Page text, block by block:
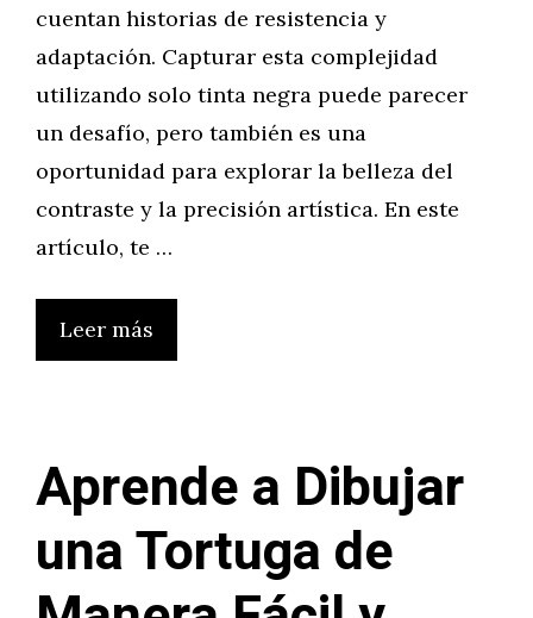
cuentan historias de resistencia y
adaptación. Capturar esta complejidad
utilizando solo tinta negra puede parecer
un desafío, pero también es una
oportunidad para explorar la belleza del
contraste y la precisión artística. En este
artículo, te …
Leer más
Aprende a Dibujar
una Tortuga de